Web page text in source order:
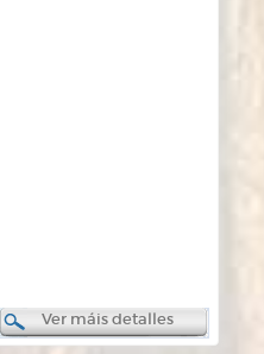
Ver máis detalles